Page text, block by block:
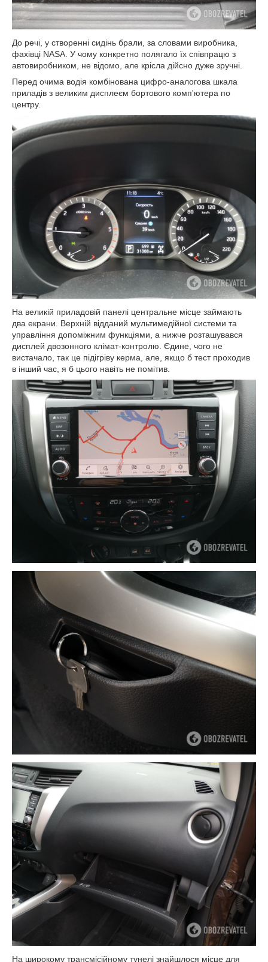
До речі, у створенні сидінь брали, за словами виробника,
фахівці NASA. У чому конкретно полягало їх співпрацю з
автовиробником, не відомо, але крісла дійсно дуже зручні.
Перед очима водія комбінована цифро-аналогова шкала
приладів з великим дисплеєм бортового комп'ютера по
центру.
На великій приладовій панелі центральне місце займають
два екрани. Верхній відданий мультимедійної системи та
управління допоміжним функціями, а нижче розташувався
дисплей двозонного клімат-контролю. Єдине, чого не
вистачало, так це підігріву керма, але, якщо б тест проходив
в інший час, я б цього навіть не помітив.
На широкому трансмісійному тунелі знайшлося місце для